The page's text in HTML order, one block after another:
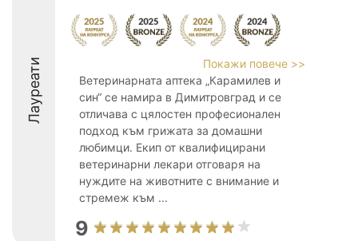
Лауреати
Покажи повече >>
Ветеринарната аптека „Карамилев и
син“ се намира в Димитровград и се
отличава с цялостен професионален
подход към грижата за домашни
любимци. Екип от квалифицирани
ветеринарни лекари отговаря на
нуждите на животните с внимание и
стремеж към ...
9